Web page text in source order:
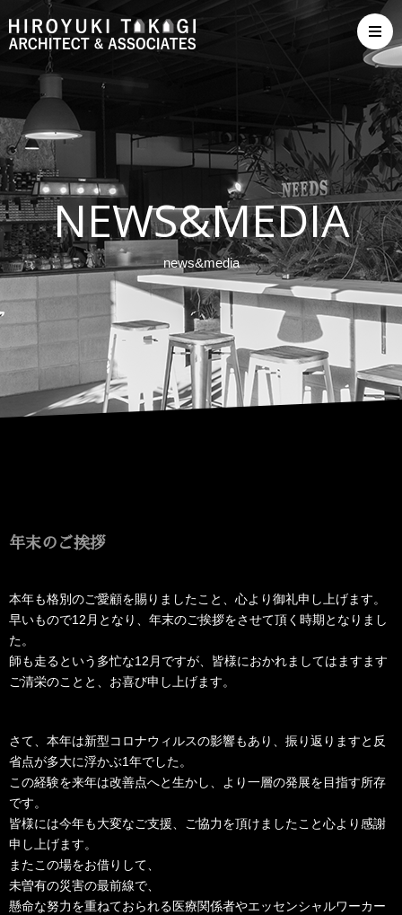
NEWS&MEDIA
news&media
年末のご挨拶
本年も格別のご愛顧を賜りましたこと、心より御礼申し上げます。
早いもので12月となり、年末のご挨拶をさせて頂く時期となりまし
た。
師も走るという多忙な12月ですが、皆様におかれましてはますます
ご清栄のことと、お喜び申し上げます。
さて、本年は新型コロナウィルスの影響もあり、振り返りますと反
省点が多大に浮かぶ1年でした。
この経験を来年は改善点へと生かし、より一層の発展を目指す所存
です。
皆様には今年も大変なご支援、ご協力を頂けましたこと心より感謝
申し上げます。
またこの場をお借りして、
未曽有の災害の最前線で、
懸命な努力を重ねておられる医療関係者やエッセンシャルワーカー